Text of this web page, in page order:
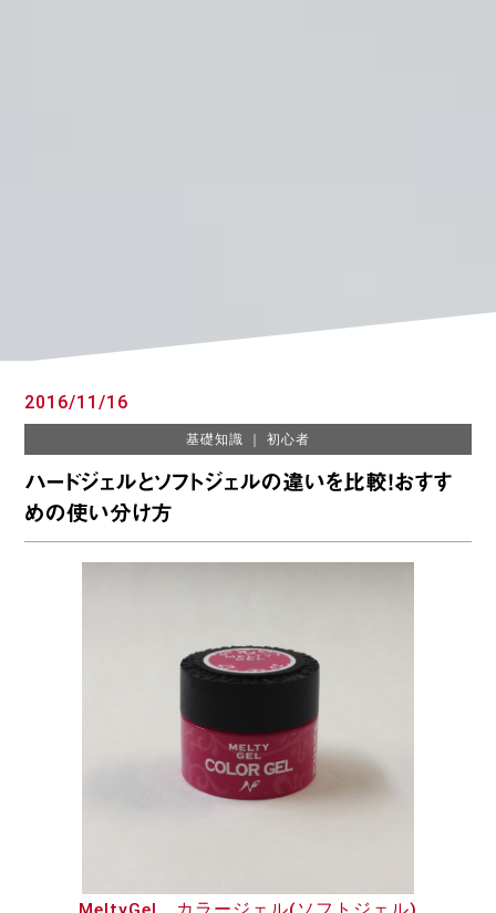
2016/11/16
基礎知識 ｜ 初心者
ハードジェルとソフトジェルの違いを比較！おすす
めの使い分け方